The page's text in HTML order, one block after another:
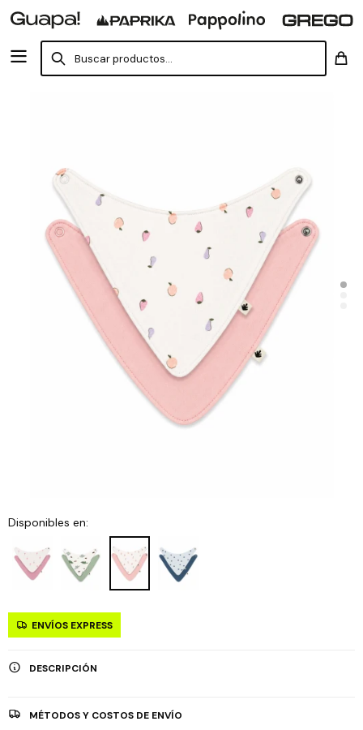
Disponibles en:
ENVÍOS EXPRESS
DESCRIPCIÓN
MÉTODOS Y COSTOS DE ENVÍO